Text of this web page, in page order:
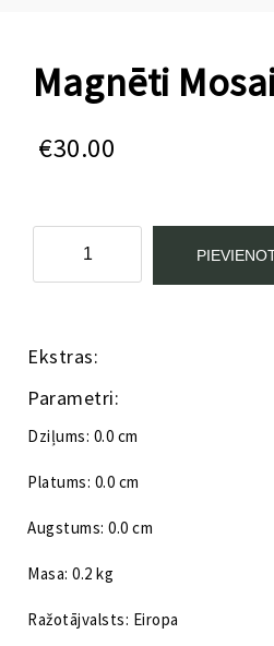
Magnēti
€30.00
daudzums
Ekstras:
Parametri:
Dziļums: 0.0 cm
Platums: 0.0 cm
Augstums: 0.0 cm
Masa: 0.2 kg
Ražotājvalsts: Eiropa